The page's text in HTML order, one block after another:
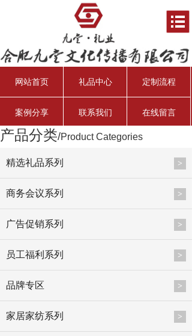
网站首页 礼品中心 定制流程
案例分享 联系我们 在线留言
资产管理经理 行业分析师 资深投资总监
产品分类/Product Categories
精选礼品系列 >
商务会议系列 >
广告促销系列 >
员工福利系列 >
品牌专区 >
家居家纺系列 >